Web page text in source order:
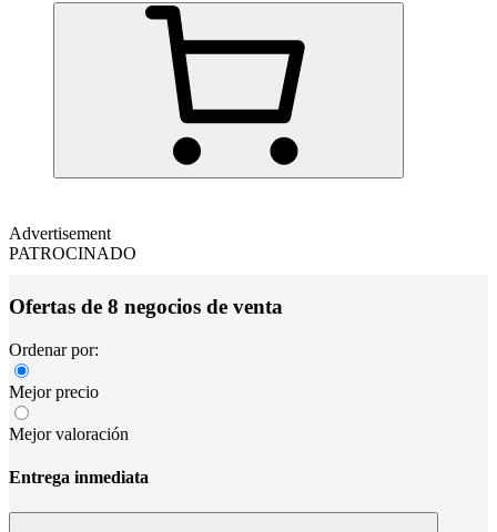
Advertisement
PATROCINADO
Ofertas de 8 negocios de venta
Ordenar por:
Mejor precio
Mejor valoración
Entrega inmediata